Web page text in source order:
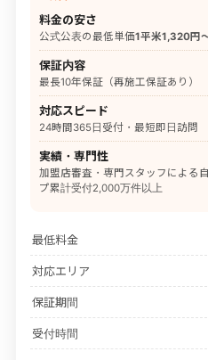
料金の安さ
公式公表の最低単価1平米1,320円
保証内容
最長10年保証（再施工保証あり）
対応スピード
24時間365日受付・最短即日訪問
実績・専門性
加盟店審査・専門スタッフによる
プ累計受付2,000万件以上
最低料金
対応エリア
保証期間
受付時間